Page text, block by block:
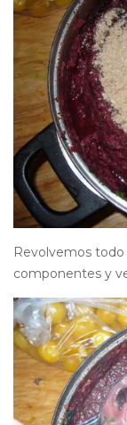
Revolvemos todo
componentes y